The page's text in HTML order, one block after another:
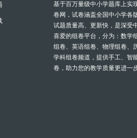
基于百万量级中小学题库上实
卷网，试卷涵盖全国中小学各
试题质量高、更新快，是深受
喜爱的组卷平台，分为：数学
组卷、英语组卷、物理组卷、
学科组卷频道，提供手工、智
卷，助力您的教学质量更进一